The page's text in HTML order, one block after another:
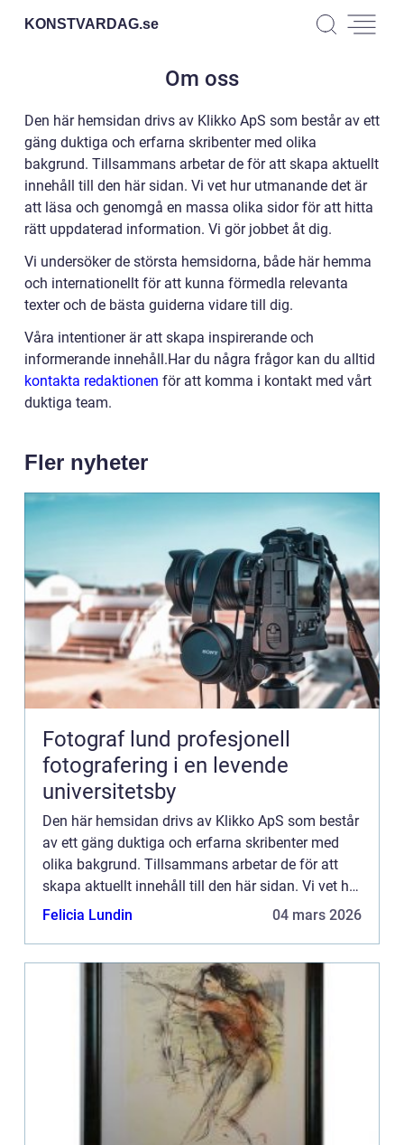
KONSTVARDAG.se
Om oss
Den här hemsidan drivs av Klikko ApS som består av ett
gäng duktiga och erfarna skribenter med olika
bakgrund. Tillsammans arbetar de för att skapa aktuellt
innehåll till den här sidan. Vi vet hur utmanande det är
att läsa och genomgå en massa olika sidor för att hitta
rätt uppdaterad information. Vi gör jobbet åt dig.
Vi undersöker de största hemsidorna, både här hemma
och internationellt för att kunna förmedla relevanta
texter och de bästa guiderna vidare till dig.
Våra intentioner är att skapa inspirerande och
informerande innehåll.Har du några frågor kan du alltid
kontakta redaktionen för att komma i kontakt med vårt
duktiga team.
Fler nyheter
Fotograf lund profesjonell
fotografering i en levende
universitetsby
Den här hemsidan drivs av Klikko ApS som består
av ett gäng duktiga och erfarna skribenter med
olika bakgrund. Tillsammans arbetar de för att
skapa aktuellt innehåll till den här sidan. Vi vet hur
utmanande det är att läsa och genomgå en
Felicia Lundin 04 mars 2026